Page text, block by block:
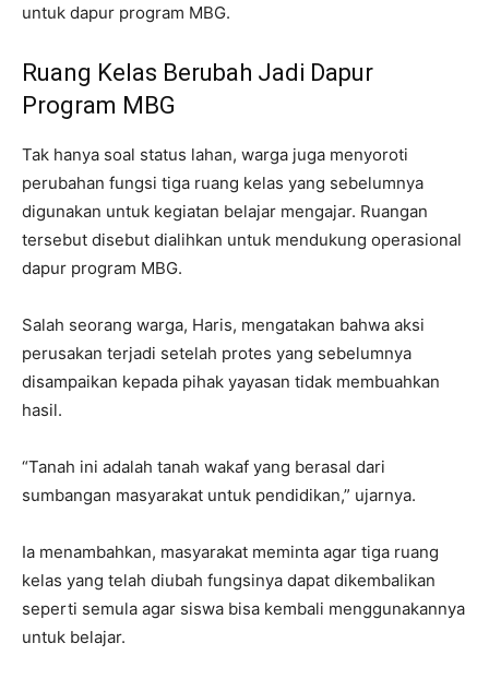
untuk dapur program MBG.
Ruang Kelas Berubah Jadi Dapur
Program MBG
Tak hanya soal status lahan, warga juga menyoroti
perubahan fungsi tiga ruang kelas yang sebelumnya
digunakan untuk kegiatan belajar mengajar. Ruangan
tersebut disebut dialihkan untuk mendukung operasional
dapur program MBG.
Salah seorang warga, Haris, mengatakan bahwa aksi
perusakan terjadi setelah protes yang sebelumnya
disampaikan kepada pihak yayasan tidak membuahkan
hasil.
“Tanah ini adalah tanah wakaf yang berasal dari
sumbangan masyarakat untuk pendidikan,” ujarnya.
Ia menambahkan, masyarakat meminta agar tiga ruang
kelas yang telah diubah fungsinya dapat dikembalikan
seperti semula agar siswa bisa kembali menggunakannya
untuk belajar.